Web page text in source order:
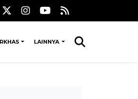
LAINNYA